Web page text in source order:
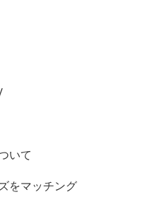
いて
をマッチング